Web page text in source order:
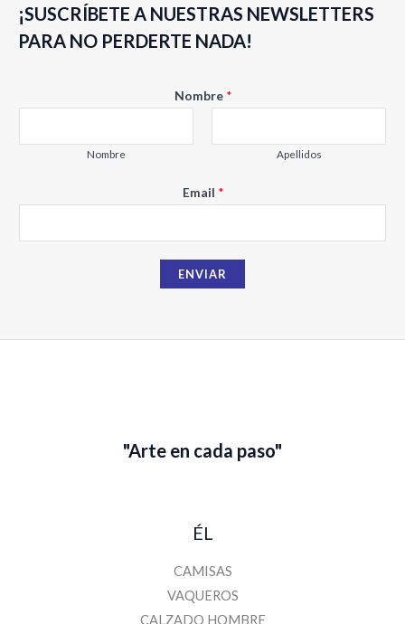
0
de
con
0
5
¡SUSCRÍBETE A NUESTRAS NEWSLETTERS
PARA NO PERDERTE NADA!
e
m
a
i
Nombre *
Nombre Apellidos
Email *
ENVIAR
"Arte en cada paso"
ÉL
CAMISAS
VAQUEROS
CALZADO HOMBRE